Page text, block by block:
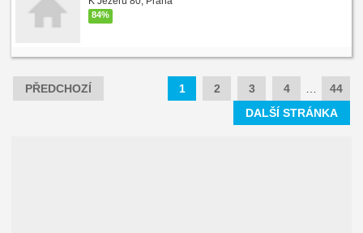
84%
PŘEDCHOZÍ 1 2 3 4
44
DALŠÍ STRÁNKA